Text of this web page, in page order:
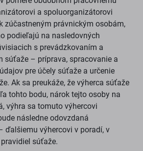
a spoluorganizátorovi
zúčastneným právnickým osobám,
podieľajú na nasledovných
s prevádzkovaním a
súťaže – príprava, spracovanie a
pre účely súťaže a určenie
Ak sa preukáže, že výherca súťaže
tohto bodu, nárok tejto osoby na
výhra sa tomuto výhercovi
následne odovzdaná
ďalšiemu výhercovi v poradí, v
súťaže.